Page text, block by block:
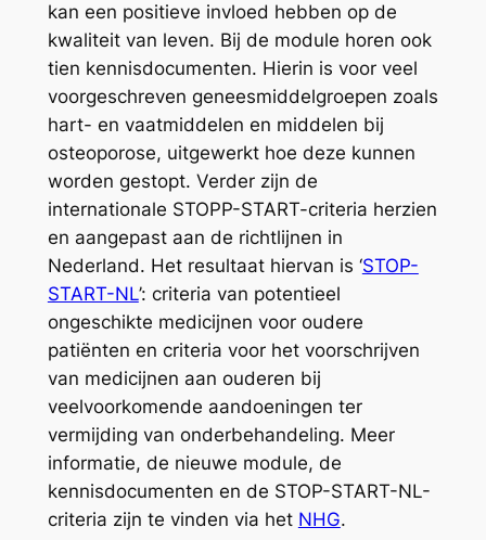
kan een positieve invloed hebben op de
kwaliteit van leven. Bij de module horen ook
tien kennisdocumenten. Hierin is voor veel
voorgeschreven geneesmiddelgroepen zoals
hart- en vaatmiddelen en middelen bij
osteoporose, uitgewerkt hoe deze kunnen
worden gestopt. Verder zijn de
internationale STOPP-START-criteria herzien
en aangepast aan de richtlijnen in
Nederland. Het resultaat hiervan is ‘STOP-
START-NL’: criteria van potentieel
ongeschikte medicijnen voor oudere
patiënten en criteria voor het voorschrijven
van medicijnen aan ouderen bij
veelvoorkomende aandoeningen ter
vermijding van onderbehandeling. Meer
informatie, de nieuwe module, de
kennisdocumenten en de STOP-START-NL-
criteria zijn te vinden via het NHG.